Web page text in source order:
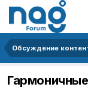
Обсуждение